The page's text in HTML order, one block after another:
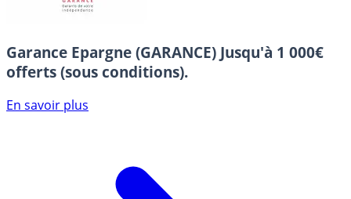
Garance Epargne (GARANCE) Jusqu'à 1 000€
offerts (sous conditions).
En savoir plus